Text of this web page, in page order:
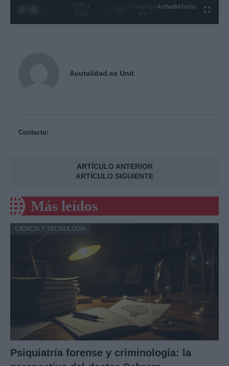
0:28 /
Ad hubMedia
Acutalidad.es Unit
Contacto:
ARTÍCULO ANTERIOR
ARTÍCULO SIGUIENTE
Más leídos
CIENCIA Y TECNOLOGÍA
Psiquiatría forense y criminología: la